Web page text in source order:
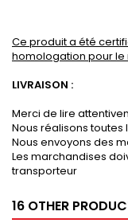
Ce produit a été certifié
homologation pour le
LIVRAISON :
Merci de lire
Nous réalisons
Nous envoyons des
Les marchandises
transporteur
16 OTHER